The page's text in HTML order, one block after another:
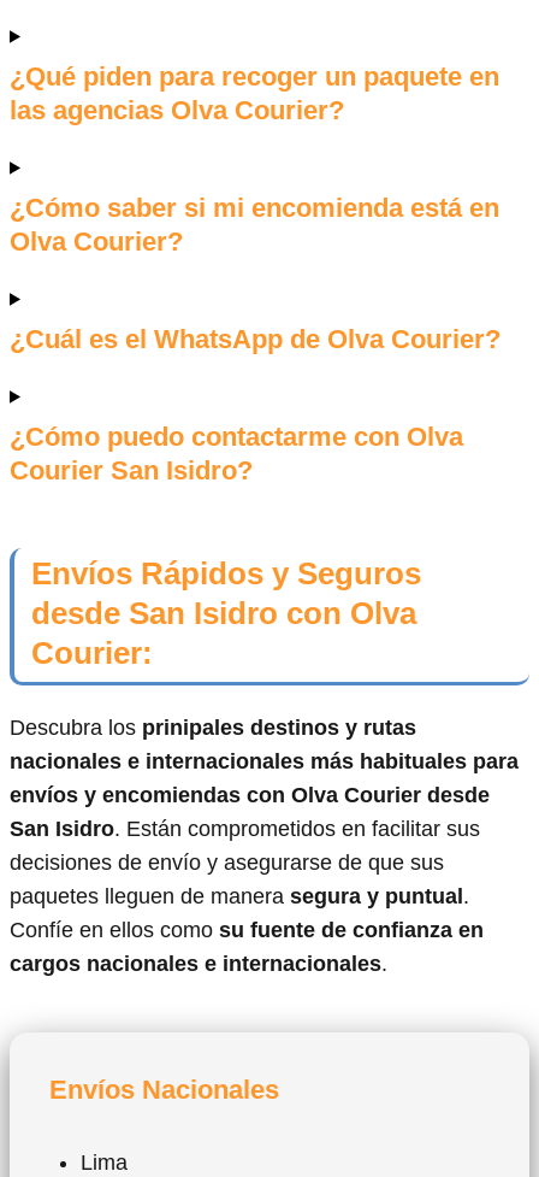
¿Qué piden para recoger un paquete en
las agencias Olva Courier?
¿Cómo saber si mi encomienda está en
Olva Courier?
¿Cuál es el WhatsApp de Olva Courier?
¿Cómo puedo contactarme con Olva
Courier San Isidro?
Envíos Rápidos y Seguros
desde San Isidro con Olva
Courier:
Descubra los prinipales destinos y rutas
nacionales e internacionales más habituales para
envíos y encomiendas con Olva Courier desde
San Isidro. Están comprometidos en facilitar sus
decisiones de envío y asegurarse de que sus
paquetes lleguen de manera segura y puntual .
Confíe en ellos como su fuente de confianza en
cargos nacionales e internacionales.
Envíos Nacionales
Lima